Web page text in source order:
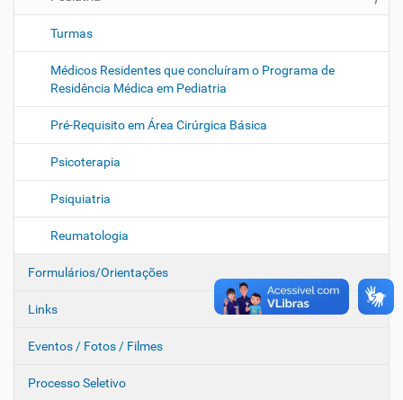
Turmas
Médicos Residentes que concluíram o Programa de
Residência Médica em Pediatria
Pré-Requisito em Área Cirúrgica Básica
Psicoterapia
Psiquiatria
Reumatologia
Formulários/Orientações
Links
Eventos / Fotos / Filmes
Processo Seletivo